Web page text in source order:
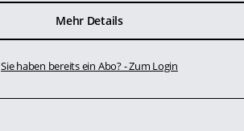
Mehr Details
Sie haben bereits ein Abo? - Zum Login